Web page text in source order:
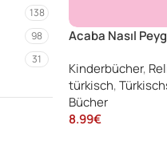
138
98
31
Acaba Nasıl
Kinderbücher,
türkisch,
Bücher
8.99€